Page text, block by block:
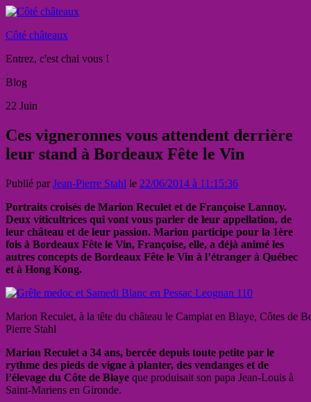
Côté châteaux
Entrez, c'est chai vous !
Blog
22 Juin
Ces vigneronnes vous attendent derrière
leur stand à Bordeaux Fête le Vin
Publié parJean-Pierre Stahl le 22/06/2014 à 11:15:36
Portraits croisés de Marion Reculet et de Françoise Lannoy.
Deux viticultrices qui vont vous parler de leur appellation, de
leur château et de leur passion. Marion participe pour la 1ère
fois à Bordeaux Fête le Vin, Françoise, elle, a déjà animé les
autres concepts de Bordeaux Fête le Vin à l’étranger à Québec
et à Hong Kong.
Marion Reculet, à la tête du château le Camplat en Blaye, Côtes de
Pierre Stahl
Marion Reculet a 34 ans, bercée depuis toute petite par le
rythme des pieds de vigne à planter, des vendanges et de
l’élevage du Côte de Blaye que produisait son papa Jean-Louis à
Saint-Mariens en Gironde.